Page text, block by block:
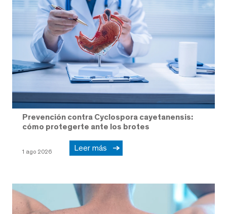
Prevención contra Cyclospora cayetanensis:
cómo protegerte ante los brotes
1 ago 2026 Leer más